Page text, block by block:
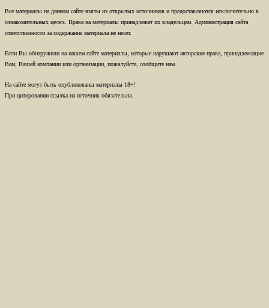
Все материалы на данном сайте взяты из открытых источников и предоставляются исключительно в
ознакомительных целях. Права на материалы принадлежат их владельцам. Администрация сайта
ответственности за содержание материала не несет.
Если Вы обнаружили на нашем сайте материалы, которые нарушают авторские права, принадлежащие
Вам, Вашей компании или организации, пожалуйста, сообщите нам.
На сайте могут быть опубликованы материалы 18+!
При цитировании ссылка на источник обязательна.